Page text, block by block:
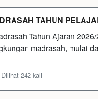
TAHUN
Tahun Ajaran
madrasah, mulai
242 kali